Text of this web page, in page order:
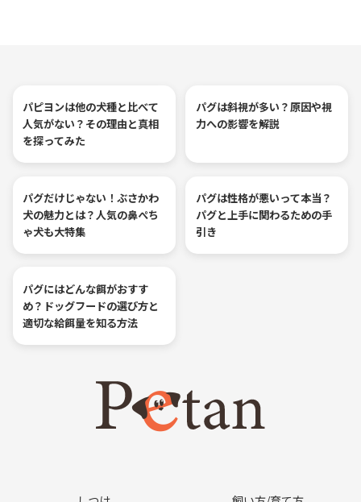
パピヨンは他の犬種と比べて
人気がない？その理由と真相
を探ってみた
パグは斜視が多い？原因や視
力への影響を解説
パグだけじゃない！ぶさかわ
犬の魅力とは？人気の鼻ぺち
ゃ犬も大特集
パグは性格が悪いって本当？
パグと上手に関わるための手
引き
パグにはどんな餌がおすす
め？ドッグフードの選び方と
適切な給餌量を知る方法